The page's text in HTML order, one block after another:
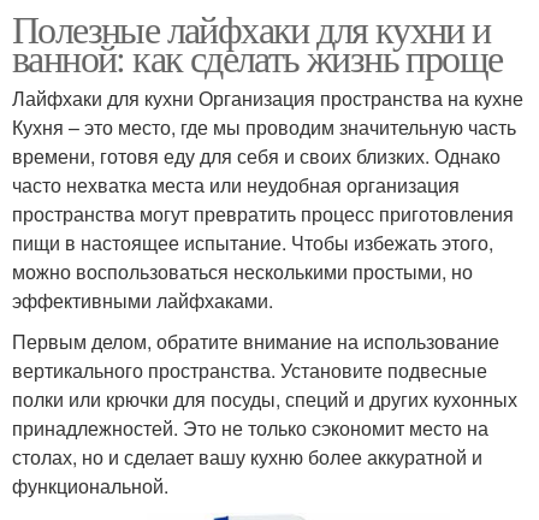
Полезные лайфхаки для кухни и
ванной: как сделать жизнь проще
Лайфхаки для кухни Организация пространства на кухне
Кухня – это место, где мы проводим значительную часть
времени, готовя еду для себя и своих близких. Однако
часто нехватка места или неудобная организация
пространства могут превратить процесс приготовления
пищи в настоящее испытание. Чтобы избежать этого,
можно воспользоваться несколькими простыми, но
эффективными лайфхаками.
Первым делом, обратите внимание на использование
вертикального пространства. Установите подвесные
полки или крючки для посуды, специй и других кухонных
принадлежностей. Это не только сэкономит место на
столах, но и сделает вашу кухню более аккуратной и
функциональной.